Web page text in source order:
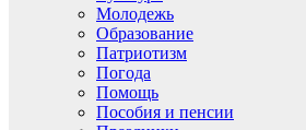
Молодежь
Образование
Патриотизм
Погода
Помощь
Пособия и пенсии